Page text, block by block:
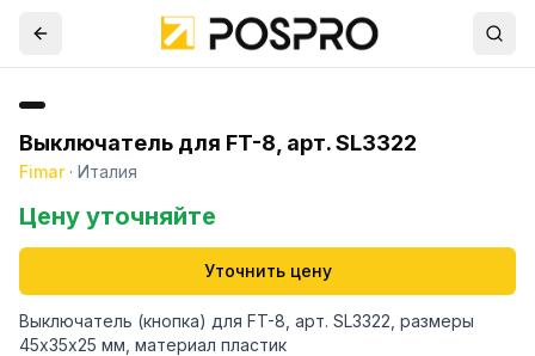
Выключатель для FT-8, арт. SL3322
Fimar· Италия
Цену уточняйте
Уточнить цену
Выключатель (кнопка) для FT-8, арт. SL3322, размеры
45х35х25 мм, материал пластик